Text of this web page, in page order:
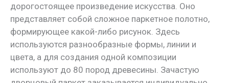
дорогостоящее произведение искусства. Оно
представляет собой сложное паркетное полотно,
формирующее какой-либо рисунок. Здесь
используются разнообразные формы, линии и
цвета, а для создания одной композиции
используют до 80 пород древесины. Зачастую